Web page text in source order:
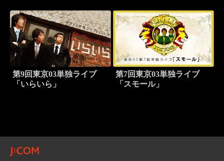
第9回東京03単独ライブ
「いらいら」
第7回東京03単独ライブ
「スモール」